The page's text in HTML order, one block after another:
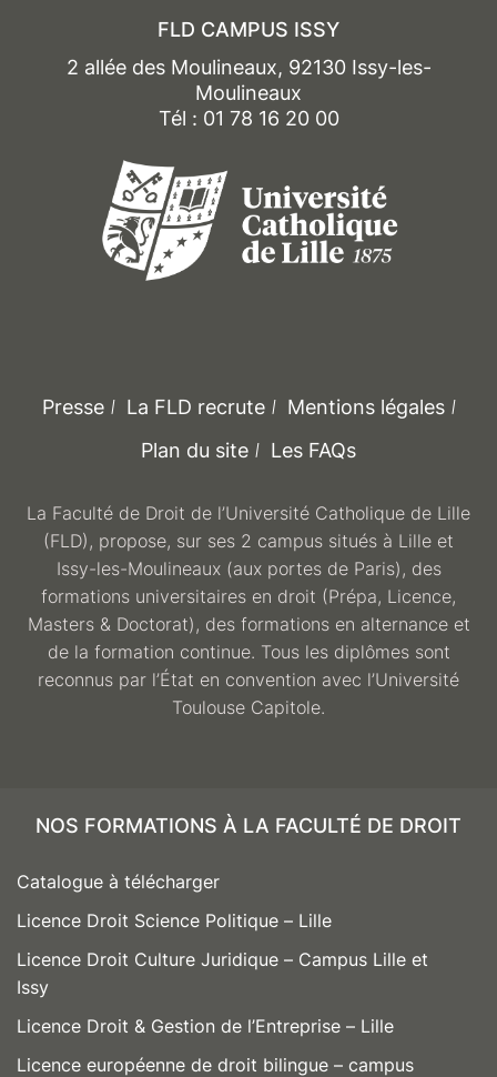
FLD CAMPUS ISSY
2 allée des Moulineaux, 92130 Issy-les-
Moulineaux
Tél : 01 78 16 20 00
Presse La FLD recrute
Mentions légales
Plan du site
Les FAQs
La Faculté de Droit de l’Université Catholique de Lille
(FLD), propose, sur ses 2 campus situés à Lille et
Issy-les-Moulineaux (aux portes de Paris), des
formations universitaires en droit (Prépa, Licence,
Masters & Doctorat), des formations en alternance et
de la formation continue. Tous les diplômes sont
reconnus par l’État en convention avec l’Université
Toulouse Capitole.
NOS FORMATIONS À LA FACULTÉ DE DROIT
Catalogue à télécharger
Licence Droit Science Politique – Lille
Licence Droit Culture Juridique – Campus Lille et
Issy
Licence Droit & Gestion de l’Entreprise – Lille
Licence européenne de droit bilingue – campus